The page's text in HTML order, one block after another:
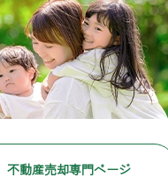
不動産売却専門ページ